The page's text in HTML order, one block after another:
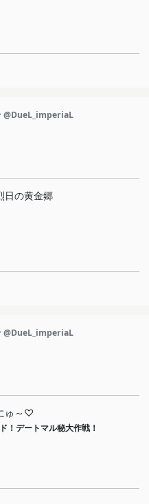
@DueL_imperiaL
日の黄金郷
@DueL_imperiaL
ゅ～♡
！デートマル秘大作戦！